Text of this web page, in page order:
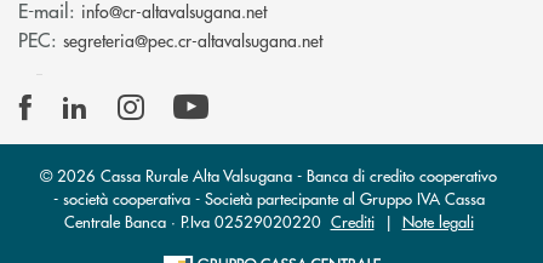
E-mail: info@cr-altavalsugana.net(si apre l’app di posta
PEC: segreteria@pec.cr-altavalsugana.net(si apre l’app di posta
© 2026 Cassa Rurale Alta Valsugana - Banca di credito cooperativo
- società cooperativa - Società partecipante al Gruppo IVA Cassa
Centrale Banca · P.Iva 02529020220 Crediti| Note legali